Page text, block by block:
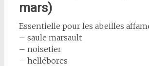
mars)
Essentielle pour les abeilles
– saule marsault
– noisetier
– hellébores